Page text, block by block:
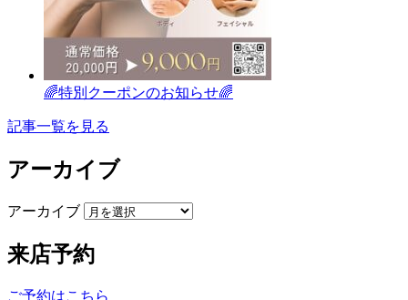
🌈特別クーポンのお知らせ🌈
記事一覧を見る
アーカイブ
アーカイブ
来店予約
ご予約はこちら